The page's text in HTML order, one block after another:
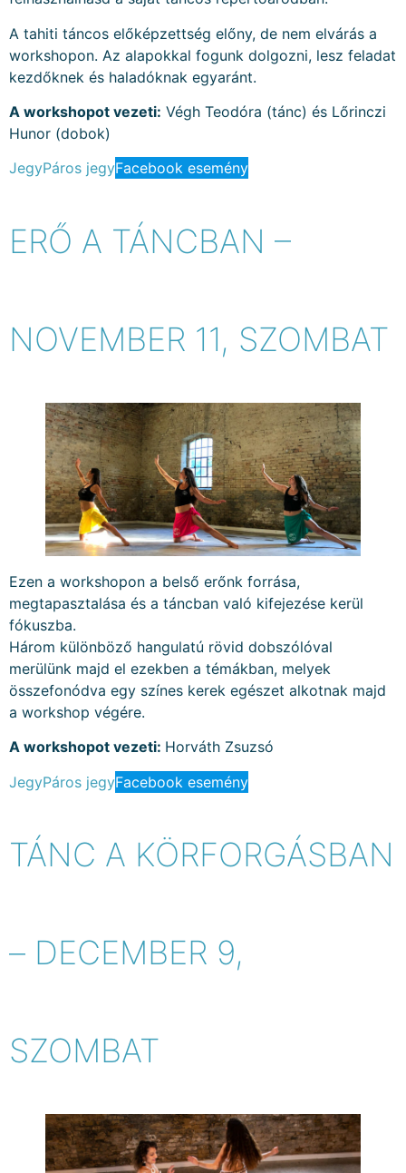
A tahiti táncos előképzettség előny, de nem elvárás a
workshopon. Az alapokkal fogunk dolgozni, lesz feladat
kezdőknek és haladóknak egyaránt.
A workshopot vezeti: Végh Teodóra (tánc) és Lőrinczi
Hunor (dobok)
JegyPáros jegyFacebook esemény
ERŐ A TÁNCBAN –
NOVEMBER 11, SZOMBAT
Ezen a workshopon a belső erőnk forrása,
megtapasztalása és a táncban való kifejezése kerül
fókuszba.
Három különböző hangulatú rövid dobszólóval
merülünk majd el ezekben a témákban, melyek
összefonódva egy színes kerek egészet alkotnak majd
a workshop végére.
A workshopot vezeti: Horváth Zsuzsó
JegyPáros jegyFacebook esemény
TÁNC A KÖRFORGÁSBAN
– DECEMBER 9,
SZOMBAT